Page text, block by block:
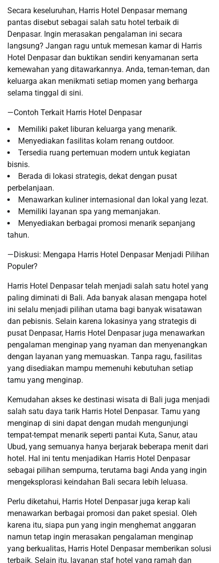
Secara keseluruhan, Harris Hotel Denpasar memang
pantas disebut sebagai salah satu hotel terbaik di
Denpasar. Ingin merasakan pengalaman ini secara
langsung? Jangan ragu untuk memesan kamar di Harris
Hotel Denpasar dan buktikan sendiri kenyamanan serta
kemewahan yang ditawarkannya. Anda, teman-teman, dan
keluarga akan menikmati setiap momen yang berharga
selama tinggal di sini.
—Contoh Terkait Harris Hotel Denpasar
Memiliki paket liburan keluarga yang menarik.
Menyediakan fasilitas kolam renang outdoor.
Tersedia ruang pertemuan modern untuk kegiatan
bisnis.
Berada di lokasi strategis, dekat dengan pusat
perbelanjaan.
Menawarkan kuliner internasional dan lokal yang lezat.
Memiliki layanan spa yang memanjakan.
Menyediakan berbagai promosi menarik sepanjang
tahun.
—Diskusi: Mengapa Harris Hotel Denpasar Menjadi Pilihan
Populer?
Harris Hotel Denpasar telah menjadi salah satu hotel yang
paling diminati di Bali. Ada banyak alasan mengapa hotel
ini selalu menjadi pilihan utama bagi banyak wisatawan
dan pebisnis. Selain karena lokasinya yang strategis di
pusat Denpasar, Harris Hotel Denpasar juga menawarkan
pengalaman menginap yang nyaman dan menyenangkan
dengan layanan yang memuaskan. Tanpa ragu, fasilitas
yang disediakan mampu memenuhi kebutuhan setiap
tamu yang menginap.
Kemudahan akses ke destinasi wisata di Bali juga menjadi
salah satu daya tarik Harris Hotel Denpasar. Tamu yang
menginap di sini dapat dengan mudah mengunjungi
tempat-tempat menarik seperti pantai Kuta, Sanur, atau
Ubud, yang semuanya hanya berjarak beberapa menit dari
hotel. Hal ini tentu menjadikan Harris Hotel Denpasar
sebagai pilihan sempurna, terutama bagi Anda yang ingin
mengeksplorasi keindahan Bali secara lebih leluasa.
Perlu diketahui, Harris Hotel Denpasar juga kerap kali
menawarkan berbagai promosi dan paket spesial. Oleh
karena itu, siapa pun yang ingin menghemat anggaran
namun tetap ingin merasakan pengalaman menginap
yang berkualitas, Harris Hotel Denpasar memberikan solusi
terbaik. Selain itu, layanan staf hotel yang ramah dan